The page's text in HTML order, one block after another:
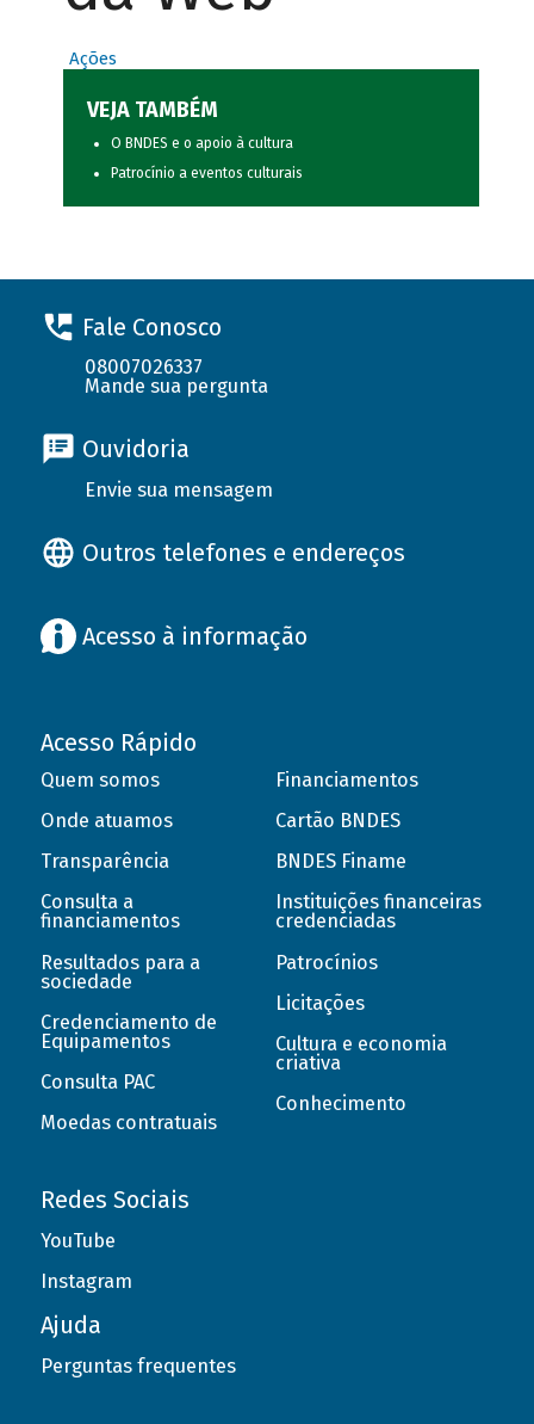
Ações
VEJA TAMBÉM
O BNDES e o apoio à cultura
Patrocínio a eventos culturais
Fale Conosco
08007026337
Mande sua pergunta
Ouvidoria
Envie sua mensagem
Outros telefones e endereços
Acesso à informação
Acesso Rápido
Quem somos
Onde atuamos
Transparência
Consulta a
financiamentos
Resultados para a
sociedade
Credenciamento de
Equipamentos
Consulta PAC
Moedas contratuais
Financiamentos
Cartão BNDES
BNDES Finame
Instituições financeiras
credenciadas
Patrocínios
Licitações
Cultura e economia
criativa
Conhecimento
Redes Sociais
YouTube
Instagram
Ajuda
Perguntas frequentes